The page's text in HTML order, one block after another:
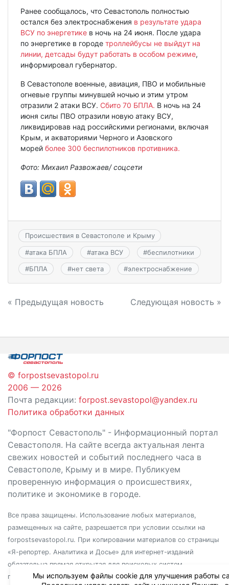
Ранее сообщалось, что Севастополь полностью
остался без электроснабжения в результате удара
ВСУ по энергетике в ночь на 24 июня. После удара
по энергетике в городе троллейбусы не выйдут на
линии, детсады будут работать в особом режиме,
информировал губернатор.
В Севастополе военные, авиация, ПВО и мобильные
огневые группы минувшей ночью и этим утром
отразили 2 атаки ВСУ. Сбито 70 БПЛА. В ночь на 24
июня силы ПВО отразили новую атаку ВСУ,
ликвидировав над российскими регионами, включая
Крым, и акваториями Черного и Азовского
морей более 300 беспилотников противника.
Фото: Михаил Развожаев/ соцсети
Происшествия в Севастополе и Крыму
#атака БПЛА #атака ВСУ #беспилотники
#БПЛА #нет света #электроснабжение
Навигация
записям
« Предыдущая новость Следующая новость »
© forpostsevastopol.ru
2006 — 2026
Почта редакции: forpost.sevastopol@yandex.ru
Политика обработки данных
"Форпост Севастополь" - Информационный портал
Севастополя. На сайте всегда актуальная лента
свежих новостей и событий последнего часа в
Севастополе, Крыму и в мире. Публикуем
проверенную информация о происшествиях,
политике и экономике в городе.
Все права защищены. Использование любых материалов,
размещенных на сайте, разрешается при условии ссылки на
forpostsevastopol.ru. При копировании материалов со страницы
«Я-репортер. Аналитика и Досье» для интернет-изданий
обязательна прямая открытая для поисковых систем
гиперссылка. Независимо от полного или частичного
Мы используем файлы cookie для улучшения работы